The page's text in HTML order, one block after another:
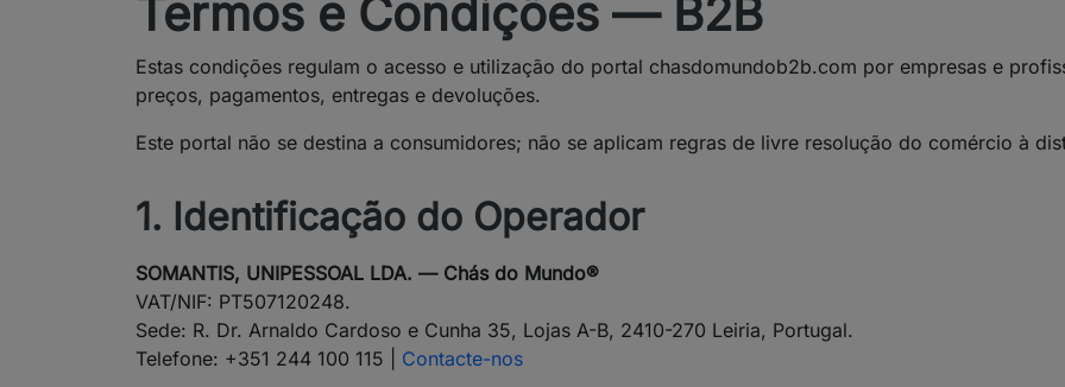
Termos e Condições — B2B
Estas condições regulam o acesso e utilização do portal chasdomundob2b.com por empresas e
preços, pagamentos, entregas e devoluções.
Este portal não se destina a consumidores; não se aplicam regras de livre resolução do comércio à
1. Identificação do Operador
SOMANTIS, UNIPESSOAL LDA. — Chás do Mundo®
VAT/NIF: PT507120248.
Sede: R. Dr. Arnaldo Cardoso e Cunha 35, Lojas A-B, 2410-270 Leiria, Portugal.
Telefone: +351 244 100 115 | Contacte-nos